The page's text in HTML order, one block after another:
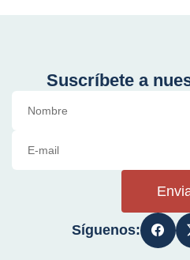
Suscríbete a
Síguenos: